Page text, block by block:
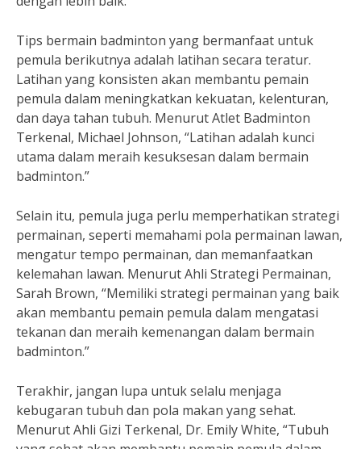
Tips bermain badminton yang bermanfaat untuk
pemula berikutnya adalah latihan secara teratur.
Latihan yang konsisten akan membantu pemain
pemula dalam meningkatkan kekuatan, kelenturan,
dan daya tahan tubuh. Menurut Atlet Badminton
Terkenal, Michael Johnson, “Latihan adalah kunci
utama dalam meraih kesuksesan dalam bermain
badminton.”
Selain itu, pemula juga perlu memperhatikan strategi
permainan, seperti memahami pola permainan lawan,
mengatur tempo permainan, dan memanfaatkan
kelemahan lawan. Menurut Ahli Strategi Permainan,
Sarah Brown, “Memiliki strategi permainan yang baik
akan membantu pemain pemula dalam mengatasi
tekanan dan meraih kemenangan dalam bermain
badminton.”
Terakhir, jangan lupa untuk selalu menjaga
kebugaran tubuh dan pola makan yang sehat.
Menurut Ahli Gizi Terkenal, Dr. Emily White, “Tubuh